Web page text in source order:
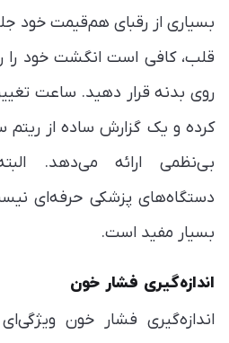
بسیاری از رقبای هم‌قیمت خود
قلب، کافی است انگشت خود
روی بدنه قرار دهید. ساعت
کرده و یک گزارش ساده از ریتم
بی‌نظمی ارائه می‌دهد.
دستگاه‌های پزشکی حرفه‌ای
بسیار مفید است.
اندازه‌گیری فشار خون
اندازه‌گیری فشار خون